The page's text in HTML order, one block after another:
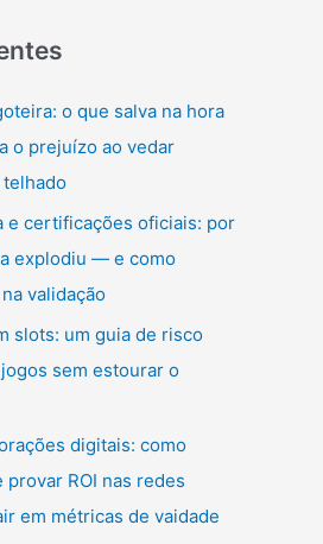
o que salva na hora
o prejuízo ao vedar
e certificações oficiais: por
explodiu — e como
validação
slots: um guia de risco
sem estourar o
digitais: como
ROI nas redes
em métricas de vaidade